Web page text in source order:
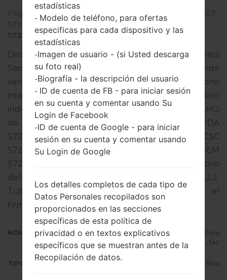
Página principal → Galaxy S2 Duos TV
SamsungGT-
S7273T
GT-
S7273T_1_20150915121726_t0wa1z5vmq_fac.zip
Descargue la última actualización de firmware para
Samsung Galaxy S2 Duos TV, pero no olvide
verificar si el número de modelo de su teléfono
inteligente corresponde al número de modelo
indicado % MODEL%. El código del firmware es CHO
de CHILE. El producto viene con la versión PDA
S7273TUBUANG1 y la versión CSC
S7273TUUBANG1,Versión de MODEM
S7273TUIUANG1. La versión del sistema operativo
del firmware dado es Android Jelly Bean 4.2.2.
Tutorial completo sobre cómo actualizar el
firmware oficial en dispositivos Samsung
NOMBRE DE ARCHIVO
GT-S7273T_1_20150915121726_t0wa
1z5vmq_fac
TIPO DE FIRMWARE 4 files
estadísticas
- Modelo de teléfono, para ofertas
especificas para cada dispositivo y las
estadísticas
-Imagen de usuario - (si Usted descarga
su foto real)
-Biografía - la descripción del usuario
- ID de cuenta de FB - para iniciar sesión
en su cuenta y comentar usando Su
Login de Facebook
-ID de cuenta de Google - para iniciar
sesión en su cuenta y comentar usando
Su Login de Google
Los detalles completos de cada tipo de
Datos Personales recopilados son
proporcionados en las secciones
específicas de esta política de
privacidad o en textos explicativos
específicos que se muestran antes de la
Recopilación de datos.